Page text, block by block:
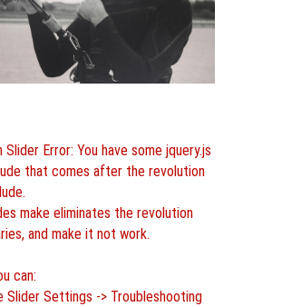
Slider Error: You have some jquery.js
that comes after the revolution
make eliminates the revolution
and make it not work.
can:
Settings -> Troubleshooting